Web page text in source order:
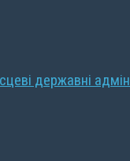
державні